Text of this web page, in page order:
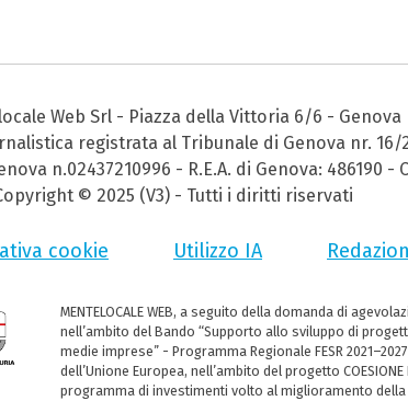
Web Srl - Piazza della Vittoria 6/6 - Genova
registrata al Tribunale di Genova nr. 16/
n.02437210996 - R.E.A. di Genova: 486190 -
© 2025 (V3) - Tutti i diritti riservati
cookie Utilizzo IA
MENTELOCALE WEB, a seguito della domanda di
nell’ambito del Bando “Supporto allo sviluppo di
medie imprese” - Programma Regionale FESR
dell’Unione Europea, nell’ambito del progetto
programma di investimenti volto al miglioramento della